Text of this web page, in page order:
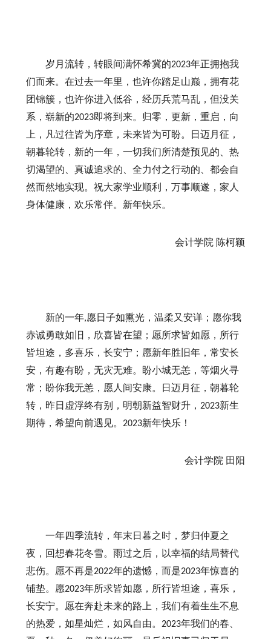
岁月流转，转眼间满怀希冀的2023年正拥抱我
们而来。在过去一年里，也许你踏足山巅，拥有花
团锦簇，也许你进入低谷，经历兵荒马乱，但没关
系，崭新的2023即将到来。归零，更新，重启，向
上，凡过往皆为序章，未来皆为可盼。日迈月征，
朝暮轮转，新的一年，一切我们所清楚预见的、热
切渴望的、真诚追求的、全力付之行动的、都会自
然而然地实现。祝大家学业顺利，万事顺遂，家人
身体健康，欢乐常伴。新年快乐。
会计学院 陈柯颖
新的一年,愿日子如熏光，温柔又安详；愿你我
赤诚勇敢如旧，欣喜皆在望；愿所求皆如愿，所行
皆坦途，多喜乐，长安宁；愿新年胜旧年，常安长
安，有趣有盼，无灾无难。盼小城无恙，等烟火寻
常；盼你我无恙，愿人间安康。日迈月征，朝暮轮
转，昨日虚浮终有别，明朝新益智财升， 2023新生
期待，希望向前遇见。 2023新年快乐！
会计学院 田阳
一年四季流转，年末日暮之时，梦归仲夏之
夜，回想春花冬雪。雨过之后，以幸福的结局替代
悲伤。愿不再是2022年的遗憾，而是2023年惊喜的
铺垫。愿2023年所求皆如愿，所行皆坦途，喜乐，
长安宁。愿在奔赴未来的路上，我们有着生生不息
的热爱，如星灿烂，如风自由。 2023年我们的春、